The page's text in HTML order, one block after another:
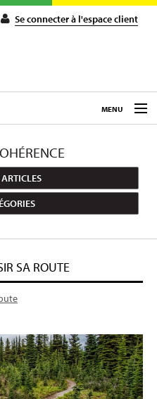
Se connecter à l'espace client
MENU
SA ROUTE